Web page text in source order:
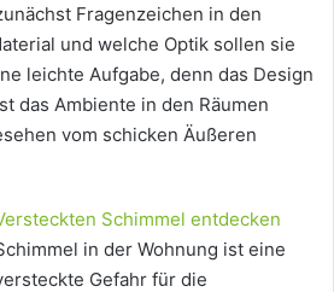
Fragenzeichen in den
und welche Optik sollen sie
leichte Aufgabe, denn das Design
das Ambiente in den Räumen
vom schicken Äußeren
Schimmel entdecken
in der Wohnung ist eine
Gefahr für die